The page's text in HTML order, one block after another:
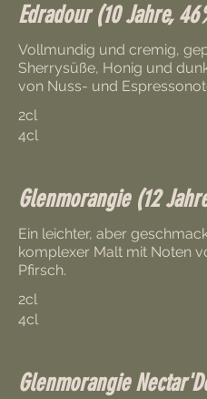
Edradour (10 Jahre,
Vollmundig und cremig,
Sherrysüße, Honig und
von Nuss- und
2cl
4cl
Glenmorangie (12
Ein leichter, aber
komplexer Malt mit Noten
Pfirsch.
2cl
4cl
Glenmorangie